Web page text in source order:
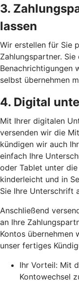
3.
lassen
Wir erstellen für Sie
Zahlungspartner.
Benachrichtigungen
selbst übernehmen
4. Digital
Mit Ihrer digitalen
versenden wir die
kündigen wir auch
einfach Ihre
oder Tablet unter
kinderleicht und in
Sie Ihre Unterschrift
Anschließend
an Ihre
Kontos
unser fertiges
Ihr Vorteil: Mit
Kontowechsel